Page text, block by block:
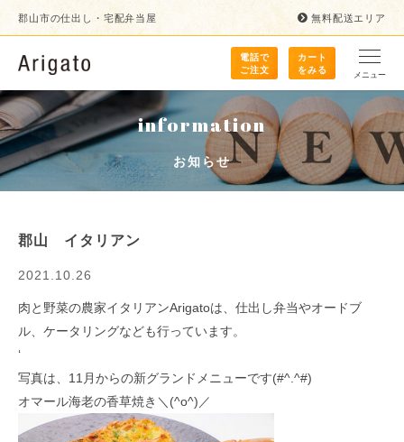
郡山市の仕出し・宅配弁当屋 無料配送エリア
電話で
ご注文
カート
をみる
メニュー
information
お知らせ
郡山 イタリアン
2021.10.26
肉と野菜の農家イタリアンArigatoは、仕出し弁当やオードブ
ル、ケータリングなども行っています。
‘
写真は、11月からの新グランドメニューです(#^.^#)
オマール海老の香草焼き＼(^o^)／